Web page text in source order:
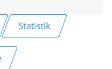
Statistik